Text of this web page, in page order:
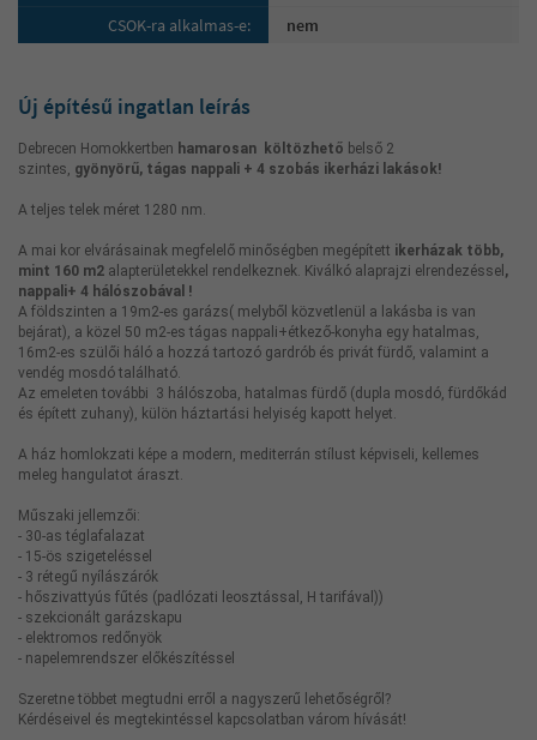
CSOK-ra alkalmas-e:
nem
Új építésű ingatlan leírás
Debrecen Homokkertben hamarosan költözhető belső 2
szintes, gyönyörű, tágas nappali + 4 szobás ikerházi lakások!
A teljes telek méret 1280 nm.
A mai kor elvárásainak megfelelő minőségben megépített ikerházak több,
mint 160 m2 alapterületekkel rendelkeznek. Kiválkó alaprajzi elrendezéssel ,
nappali+ 4 hálószobával !
A földszinten a 19m2-es garázs( melyből közvetlenül a lakásba is van
bejárat), a közel 50 m2-es tágas nappali+étkező-konyha egy hatalmas,
16m2-es szülői háló a hozzá tartozó gardrób és privát fürdő, valamint a
vendég mosdó található.
Az emeleten további 3 hálószoba, hatalmas fürdő (dupla mosdó, fürdőkád
és épített zuhany), külön háztartási helyiség kapott helyet.
A ház homlokzati képe a modern, mediterrán stílust képviseli, kellemes
meleg hangulatot áraszt.
Műszaki jellemzői:
- 30-as téglafalazat
- 15-ös szigeteléssel
- 3 rétegű nyílászárók
- hőszivattyús fűtés (padlózati leosztással, H tarifával))
- szekcionált garázskapu
- elektromos redőnyök
- napelemrendszer előkészítéssel
Szeretne többet megtudni erről a nagyszerű lehetőségről?
Kérdéseivel és megtekintéssel kapcsolatban várom hívását!